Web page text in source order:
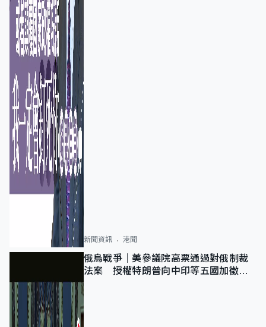
新聞資訊 港聞
俄烏戰爭｜美參議院高票通過對俄制裁
法案 授權特朗普向中印等五國加徵
100%關稅